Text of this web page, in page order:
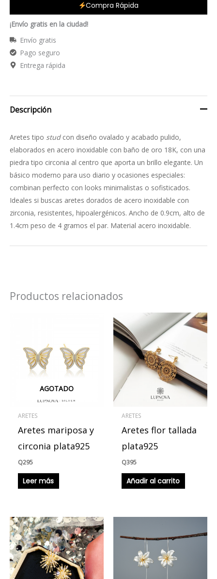
Compra Rápida
¡Envío gratis en la ciudad!
Envío gratis
Pago seguro
Entrega rápida
Descripción
Aretes tipo studcon diseño ovalado y acabado pulido,
elaborados en acero inoxidable con baño de oro 18K, con una
piedra tipo circonia al centro que aporta un brillo elegante. Un
básico moderno para uso diario y ocasiones especiales:
combinan perfecto con looks minimalistas o sofisticados.
Ideales si buscas aretes dorados de acero inoxidable con
zirconia, resistentes, hipoalergénicos. Ancho de 0.9cm, alto de
1.4cm peso de 4 gramos el par. Material acero inoxidable.
Productos relacionados
AGOTADO
ARETES
Aretes mariposa y
circonia plata925
Q295
Leer más
ARETES
Aretes flor tallada
plata925
Q395
Añadir al carrito